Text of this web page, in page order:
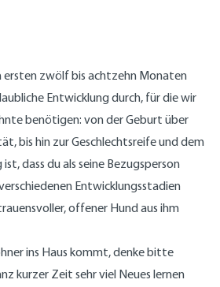
ersten zwölf bis achtzehn Monaten
Entwicklung durch, für die wir
benötigen: von der Geburt über
bis hin zur Geschlechtsreife und dem
dass du als seine Bezugsperson
Entwicklungsstadien
offener Hund aus ihm
ins Haus kommt, denke bitte
kurzer Zeit sehr viel Neues lernen